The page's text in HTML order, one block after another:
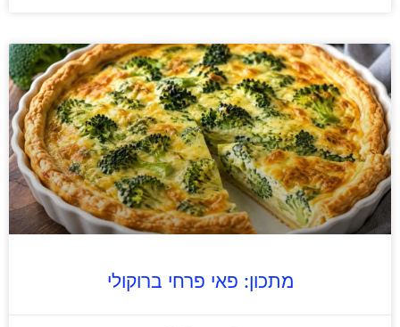
מתכון: פאי פרחי ברוקולי